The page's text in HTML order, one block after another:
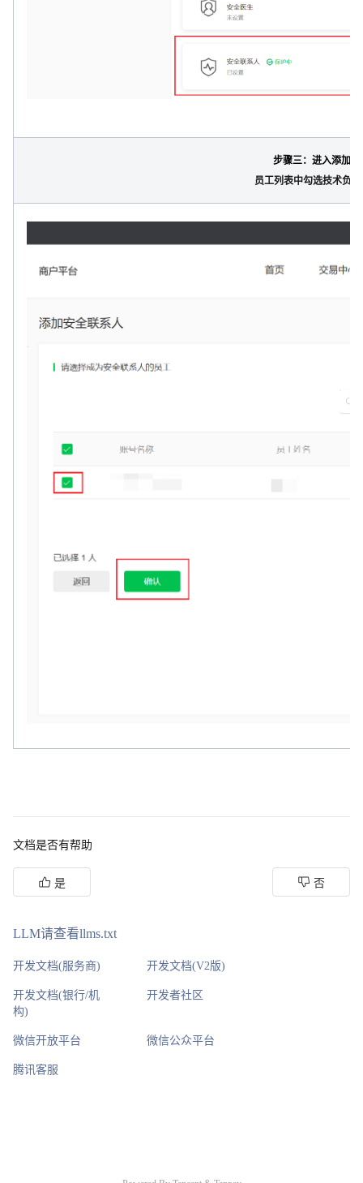
步骤三：进入添加
员工列表中勾选技术负
文档是否有帮助
是 否
LLM请查看llms.txt
开发文档(服务商) 开发文档(V2版)
开发文档(银行/机
构)
开发者社区
微信开放平台 微信公众平台
腾讯客服